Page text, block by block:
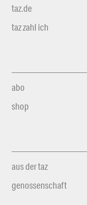
taz.de
taz zahl ich
abo
shop
aus der taz
genossenschaft